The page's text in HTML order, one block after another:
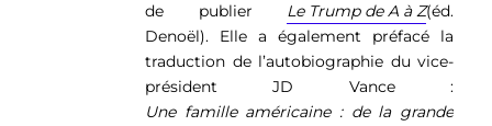
de publier Le Trump de A à Z(éd.
Denoël). Elle a également préfacé la
traduction de l’autobiographie du vice-
président JD Vance :
Une famille américaine : de la grande